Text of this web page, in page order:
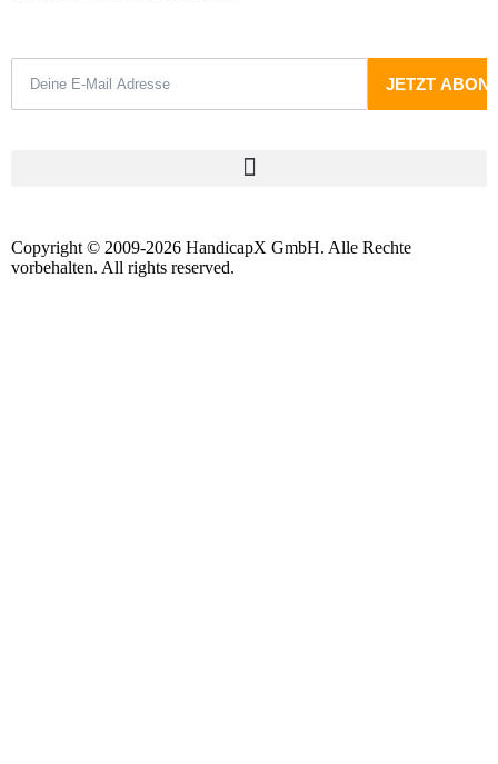
Copyright © 2009-2026 HandicapX GmbH. Alle Rechte
vorbehalten. All rights reserved.